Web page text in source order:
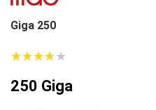
Giga 250
★★★★★
★★★★★
250 Giga